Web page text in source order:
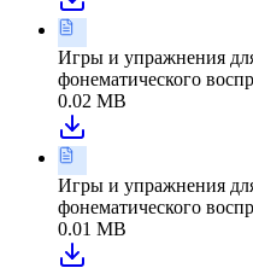
Игры и упражнения
фонематического
0.02 MB
Игры и упражнения
фонематического
0.01 MB